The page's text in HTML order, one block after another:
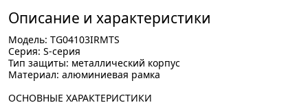
Описание и характеристики
Модель: TG04103IRMTS
Серия: S-серия
Тип защиты: металлический корпус
Материал: алюминиевая рамка
ОСНОВНЫЕ ХАРАКТЕРИСТИКИ